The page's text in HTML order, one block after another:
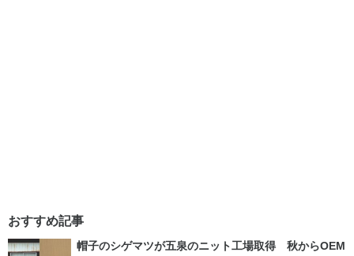
おすすめ記事
帽子のシゲマツが五泉のニット工場取得 秋からOEM